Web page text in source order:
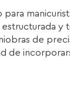
para
y
de
de